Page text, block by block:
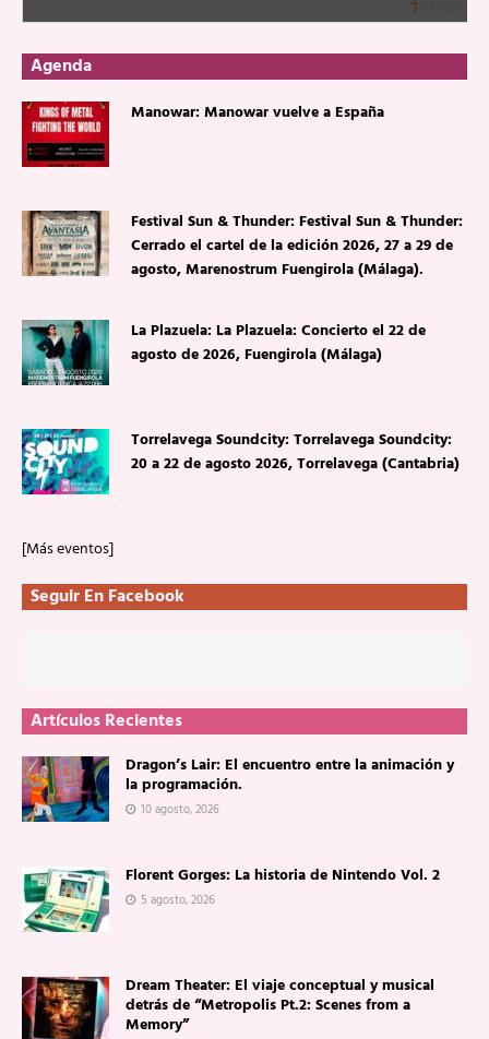
Agenda
Manowar: Manowar vuelve a España
Festival Sun & Thunder: Festival Sun & Thunder:
Cerrado el cartel de la edición 2026, 27 a 29 de
agosto, Marenostrum Fuengirola (Málaga).
La Plazuela: La Plazuela: Concierto el 22 de
agosto de 2026, Fuengirola (Málaga)
Torrelavega Soundcity: Torrelavega Soundcity:
20 a 22 de agosto 2026, Torrelavega (Cantabria)
[Más eventos]
Seguir En Facebook
Artículos Recientes
Dragon’s Lair: El encuentro entre la animación y
la programación.
10 agosto, 2026
Florent Gorges: La historia de Nintendo Vol. 2
5 agosto, 2026
Dream Theater: El viaje conceptual y musical
detrás de “Metropolis Pt.2: Scenes from a
Memory”